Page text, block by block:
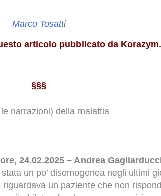
Marco Tosatti
articolo pubblicato da
§§§
narrazioni) della malattia
24.02.2025 – Andrea
un po’ disomogenea negli ultimi
un paziente che non